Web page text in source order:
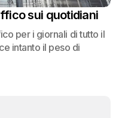
sui quotidiani
per i giornali di tutto il
intanto il peso di